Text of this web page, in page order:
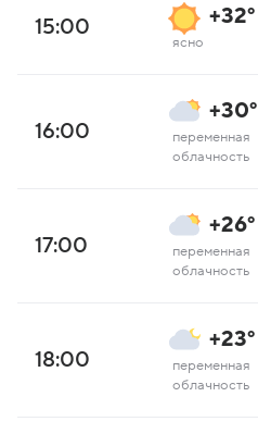
15:00 +32°
ясно
16:00
+30°
переменная
облачность
17:00
+26°
переменная
облачность
18:00
+23°
переменная
облачность